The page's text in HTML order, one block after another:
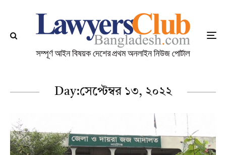
Day:সেপ্টেম্বর ১৩, ২০২২